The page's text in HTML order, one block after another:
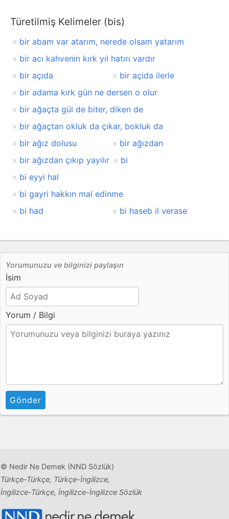
Türetilmiş Kelimeler (bis)
bir abam var atarım, nerede olsam yatarım
bir acı kahvenin kırk yıl hatırı vardır
bir açıda
bir açida ilerle
bir adama kırk gün ne dersen o olur
bir ağaçta gül de biter, diken de
bir ağaçtan okluk da çıkar, bokluk da
bir ağız dolusu
bir ağızdan
bir ağızdan çıkıp yayılır
bi
bi eyyi hal
bi gayri hakkın mal edinme
bi had
bi haseb il verase
Yorumunuzu ve bilginizi paylaşın
İsim
Yorum / Bilgi
Gönder
© Nedir Ne Demek (NND Sözlük)
Türkçe-Türkçe, Türkçe-İngilizce,
İngilizce-Türkçe, İngilizce-İngilizce Sözlük